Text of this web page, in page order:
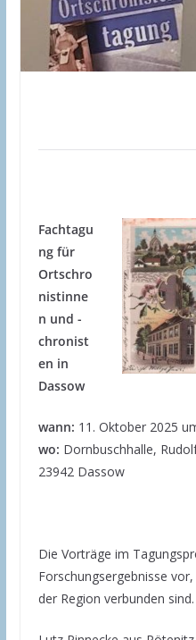
Fachtagu
ng für
Ortschro
nistinne
n und -
chronist
en in
Dassow
wann: 11. Oktober 2025
wo: Dornbuschhalle,
23942 Dassow
Die Vorträge im
Forschungsergebnisse
der Region verbunden sind.